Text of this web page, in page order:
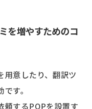
を増やすためのコ
用意したり、翻訳ツ
す。
頼するPOPを設置す